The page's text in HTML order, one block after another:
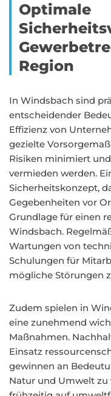
Optimale
Region
In Windsbach sind
entscheidender
Effizienz von
gezielte
Risiken minimiert
vermieden werden.
Sicherheitskonzept,
Gegebenheiten vor
Grundlage für einen
Windsbach.
Wartungen von
Schulungen für
mögliche Störungen
Zudem spielen in
eine zunehmend
Maßnahmen.
Einsatz
gewinnen an
Natur und Umwelt